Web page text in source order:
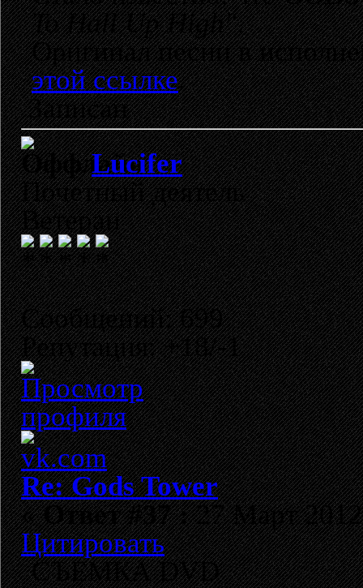
To Hall Up High".
Оригинал песни в
этой ссылке.
Записан
Lucifer
Почетный деятель
Ветеран
Сообщений: 699
Репутация: +18/-1
Re: Gods Tower
«Ответ #37 :27 Март
Цитировать
СЪЕМКА DVD